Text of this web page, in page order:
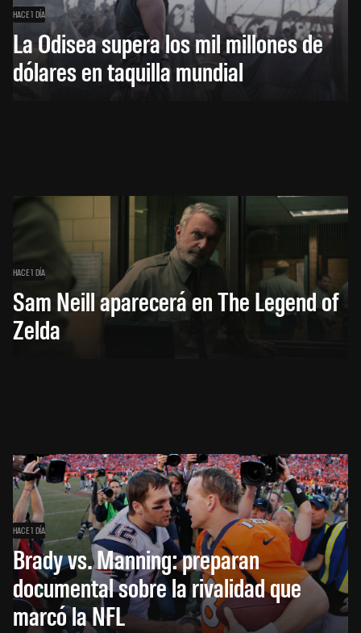
HACE 1 DÍA
La Odisea supera los mil millones de
dólares en taquilla mundial
HACE 1 DÍA
Sam Neill aparecerá en The Legend of
Zelda
HACE 1 DÍA
Brady vs. Manning: preparan
documental sobre la rivalidad que
marcó la NFL